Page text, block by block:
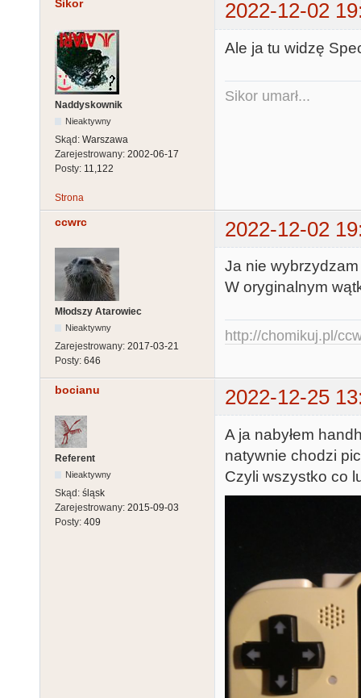
Sikor 2022-12-02
Naddyskownik
Nieaktywny
Skąd: Warszawa
Zarejestrowany: 2002-06-17
Posty: 11,122
Ale ja tu widzę
Sikor umarł...
Strona
ccwrc 2022-12-02
Młodszy Atarowiec
Nieaktywny
Zarejestrowany: 2017-03-21
Posty: 646
Ja nie
W oryginalnym
http://chomikuj.pl/
bocianu 2022-12-25
Referent
Nieaktywny
Skąd: śląsk
Zarejestrowany: 2015-09-03
Posty: 409
A ja nabyłem
natywnie chodzi
Czyli wszystko co